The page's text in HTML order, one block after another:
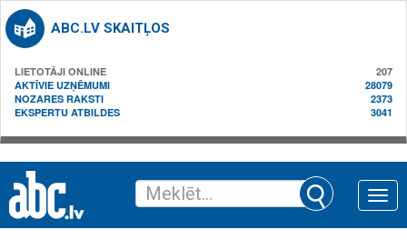
ABC.LV SKAITĻOS
LIETOTĀJI ONLINE
207
AKTĪVIE UZŅĒMUMI
28079
NOZARES RAKSTI
2373
EKSPERTU ATBILDES
3041
Toggle